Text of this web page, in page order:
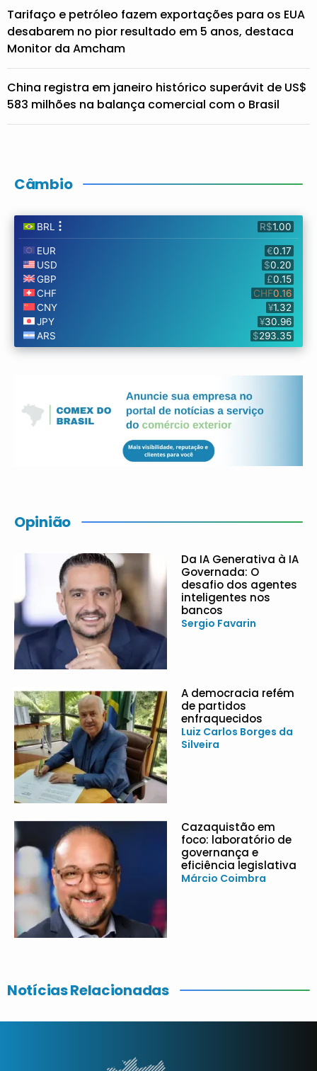
Tarifaço e petróleo fazem exportações para os EUA
desabarem no pior resultado em 5 anos, destaca
Monitor da Amcham
China registra em janeiro histórico superávit de US$
583 milhões na balança comercial com o Brasil
Câmbio
Opinião
Da IA Generativa à IA
Governada: O
desafio dos agentes
inteligentes nos
bancos
Sergio Favarin
A democracia refém
de partidos
enfraquecidos
Luiz Carlos Borges da
Silveira
Cazaquistão em
foco: laboratório de
governança e
eficiência legislativa
Márcio Coimbra
Notícias Relacionadas